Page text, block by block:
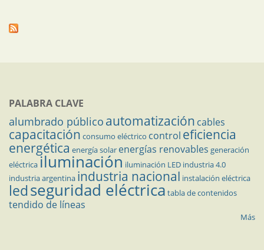
PALABRA CLAVE
alumbrado público automatización cables
capacitación consumo eléctrico control eficiencia
energética energía solar energías renovables generación
eléctricailuminación iluminación LED industria 4.0
industria argentina industria nacional instalación eléctrica
ledseguridad eléctrica tabla de contenidos
tendido de líneas
Más